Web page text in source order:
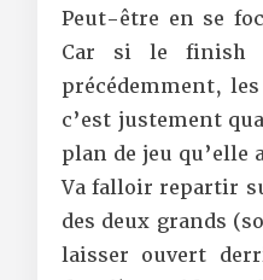
Peut-être en se
Car si le finish
précédemment,
c’est justement
plan de jeu
Va falloir repartir
des deux grands
laisser ouvert